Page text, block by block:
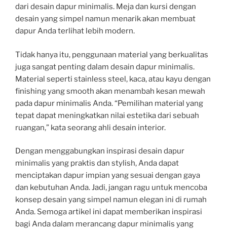
dari desain dapur minimalis. Meja dan kursi dengan
desain yang simpel namun menarik akan membuat
dapur Anda terlihat lebih modern.
Tidak hanya itu, penggunaan material yang berkualitas
juga sangat penting dalam desain dapur minimalis.
Material seperti stainless steel, kaca, atau kayu dengan
finishing yang smooth akan menambah kesan mewah
pada dapur minimalis Anda. “Pemilihan material yang
tepat dapat meningkatkan nilai estetika dari sebuah
ruangan,” kata seorang ahli desain interior.
Dengan menggabungkan inspirasi desain dapur
minimalis yang praktis dan stylish, Anda dapat
menciptakan dapur impian yang sesuai dengan gaya
dan kebutuhan Anda. Jadi, jangan ragu untuk mencoba
konsep desain yang simpel namun elegan ini di rumah
Anda. Semoga artikel ini dapat memberikan inspirasi
bagi Anda dalam merancang dapur minimalis yang